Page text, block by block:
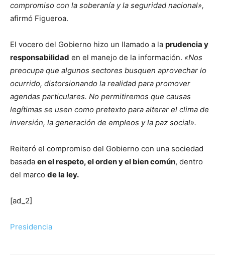
compromiso con la soberanía y la seguridad nacional»,
afirmó Figueroa.
El vocero del Gobierno hizo un llamado a la prudencia y
responsabilidad en el manejo de la información. «Nos
preocupa que algunos sectores busquen aprovechar lo
ocurrido, distorsionando la realidad para promover
agendas particulares. No permitiremos que causas
legítimas se usen como pretexto para alterar el clima de
inversión, la generación de empleos y la paz social».
Reiteró el compromiso del Gobierno con una sociedad
basada en el respeto, el orden y el bien común, dentro
del marco de la ley.
[ad_2]
Presidencia